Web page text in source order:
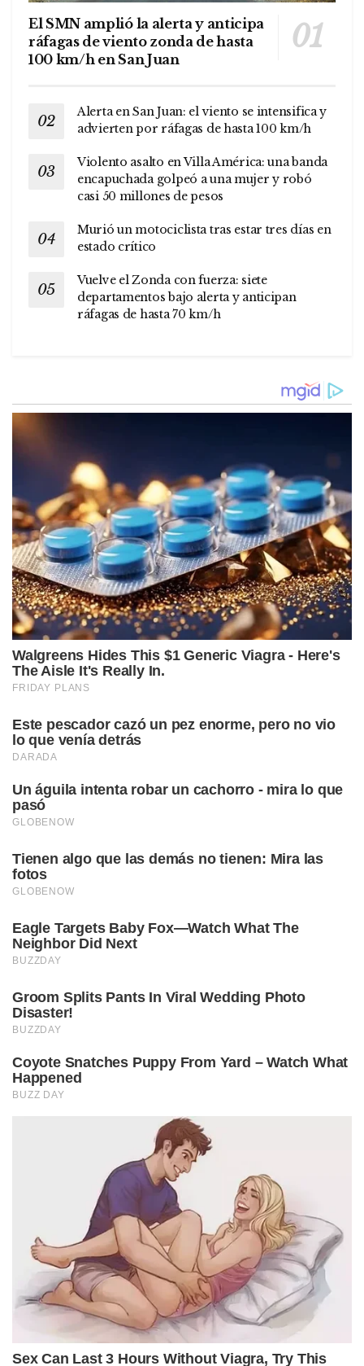
El SMN amplió la alerta y anticipa
ráfagas de viento zonda de hasta
100 km/h en San Juan
Alerta en San Juan: el viento se intensifica y
advierten por ráfagas de hasta 100 km/h
Violento asalto en Villa América: una banda
encapuchada golpeó a una mujer y robó
casi 50 millones de pesos
Murió un motociclista tras estar tres días en
estado crítico
Vuelve el Zonda con fuerza: siete
departamentos bajo alerta y anticipan
ráfagas de hasta 70 km/h